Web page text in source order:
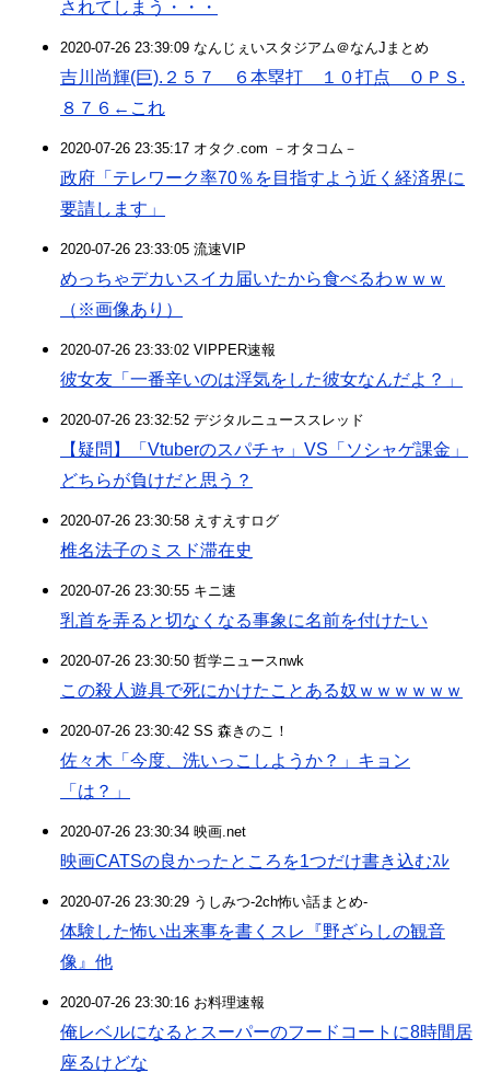
されてしまう・・・
2020-07-26 23:39:09 なんじぇいスタジアム＠なんJまとめ
吉川尚輝(巨).２５７ ６本塁打 １０打点 ＯＰＳ.
８７６←これ
2020-07-26 23:35:17 オタク.com －オタコム－
政府「テレワーク率70％を目指すよう近く経済界に
要請します」
2020-07-26 23:33:05 流速VIP
めっちゃデカいスイカ届いたから食べるわｗｗｗ
（※画像あり）
2020-07-26 23:33:02 VIPPER速報
彼女友「一番辛いのは浮気をした彼女なんだよ？」
2020-07-26 23:32:52 デジタルニューススレッド
【疑問】「Vtuberのスパチャ」VS「ソシャゲ課金」
どちらが負けだと思う？
2020-07-26 23:30:58 えすえすログ
椎名法子のミスド滞在史
2020-07-26 23:30:55 キニ速
乳首を弄ると切なくなる事象に名前を付けたい
2020-07-26 23:30:50 哲学ニュースnwk
この殺人遊具で死にかけたことある奴ｗｗｗｗｗｗ
2020-07-26 23:30:42 SS 森きのこ！
佐々木「今度、洗いっこしようか？」キョン
「は？」
2020-07-26 23:30:34 映画.net
映画CATSの良かったところを1つだけ書き込むｽﾚ
2020-07-26 23:30:29 うしみつ-2ch怖い話まとめ-
体験した怖い出来事を書くスレ『野ざらしの観音
像』他
2020-07-26 23:30:16 お料理速報
俺レベルになるとスーパーのフードコートに8時間居
座るけどな